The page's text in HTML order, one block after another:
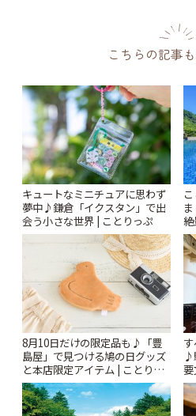
こちらの記事
キュートなミニチュアに思わず
夢中♪鎌倉「イクスタン」で出
会う小さな世界 | ことりっぷ
8月10日だけの限定品も♪「豊
島屋」で見つける鳩の日グッズ
と本店限定アイテム | ことりっ
ぷ
♪